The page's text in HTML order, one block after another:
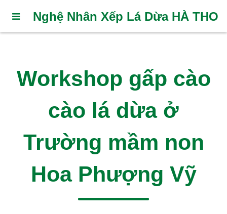
Nghệ Nhân Xếp Lá Dừa HÀ THO
Workshop gấp cào
cào lá dừa ở
Trường mầm non
Hoa Phượng Vỹ